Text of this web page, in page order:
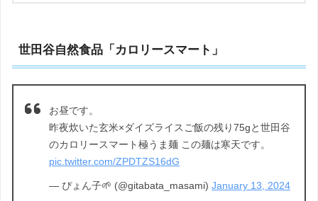
世田谷自然食品「カロリースマート」
お昼です。
昨夜炊いた玄米×ダイズライスご飯の残り75gと世田谷
のカロリースマート極うま麺 この麺は寒天です。
pic.twitter.com/ZPDTZS16dG
— ぴょん子🌱 (@gitabata_masami) January 13, 2024